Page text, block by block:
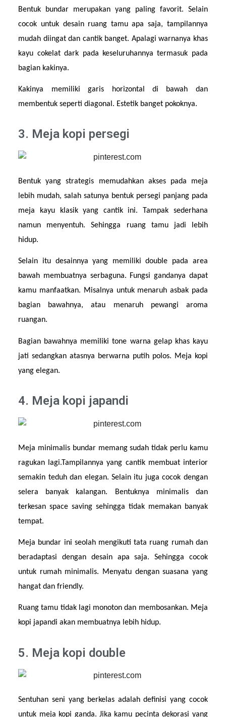
Bentuk bundar merupakan yang paling favorit. Selain
cocok untuk desain ruang tamu apa saja, tampilannya
mudah diingat dan cantik banget. Apalagi warnanya khas
kayu cokelat dark pada keseluruhannya termasuk pada
bagian kakinya.
Kakinya memiliki garis horizontal di bawah dan
membentuk seperti diagonal. Estetik banget pokoknya.
3. Meja kopi persegi
Bentuk yang strategis memudahkan akses pada meja
lebih mudah, salah satunya bentuk persegi panjang pada
meja kayu klasik yang cantik ini. Tampak sederhana
namun menyentuh. Sehingga ruang tamu jadi lebih
hidup.
Selain itu desainnya yang memiliki double pada area
bawah membuatnya serbaguna. Fungsi gandanya dapat
kamu manfaatkan. Misalnya untuk menaruh asbak pada
bagian bawahnya, atau menaruh pewangi aroma
ruangan.
Bagian bawahnya memiliki tone warna gelap khas kayu
jati sedangkan atasnya berwarna putih polos. Meja kopi
yang elegan.
4. Meja kopi japandi
Meja minimalis bundar memang sudah tidak perlu kamu
ragukan lagi.Tampilannya yang cantik membuat interior
semakin teduh dan elegan. Selain itu juga cocok dengan
selera banyak kalangan. Bentuknya minimalis dan
terkesan space saving sehingga tidak memakan banyak
tempat.
Meja bundar ini seolah mengikuti tata ruang rumah dan
beradaptasi dengan desain apa saja. Sehingga cocok
untuk rumah minimalis. Menyatu dengan suasana yang
hangat dan friendly.
Ruang tamu tidak lagi monoton dan membosankan. Meja
kopi japandi akan membuatnya lebih hidup.
5. Meja kopi double
Sentuhan seni yang berkelas adalah definisi yang cocok
untuk meja kopi ganda. Jika kamu pecinta dekorasi yang